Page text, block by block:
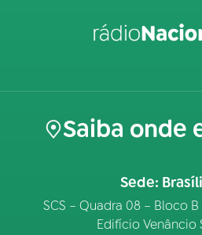
Saiba onde
Sede:
SCS – Quadra 08 – Bloco
Edifício Venâncio